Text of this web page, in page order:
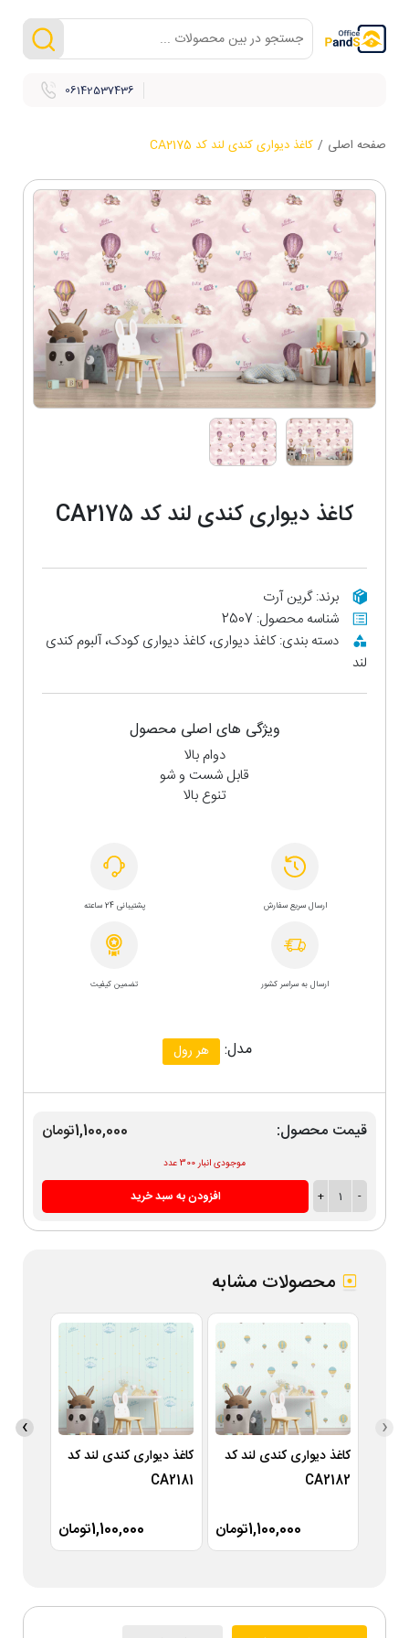
06142537436
صفحه اصلی / کاغذ دیواری کندی لند کد CA2175
کاغذ دیواری کندی لند کد CA2175
برند: گرین آرت
شناسه محصول: 2507
دسته بندی: کاغذ دیواری، کاغذ دیواری کودک، آلبوم کندی
لند
ویژگی های اصلی محصول
دوام بالا
قابل شست و شو
تنوع بالا
ارسال سریع سفارش پشتیبانی 24 ساعته
ارسال به سراسر کشور تضمین کیفیت
مدل: هر رول
قیمت محصول: 1,100,000تومان
موجودی انبار 300 عدد
-
1
+ افزودن به سبد خرید
محصولات مشابه
کاغذ دیواری کندی لند کد
CA2182
1,100,000تومان
کاغذ دیواری کندی لند کد
CA2181
1,100,000تومان
‹
›